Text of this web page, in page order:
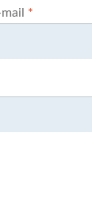
*Wymagane